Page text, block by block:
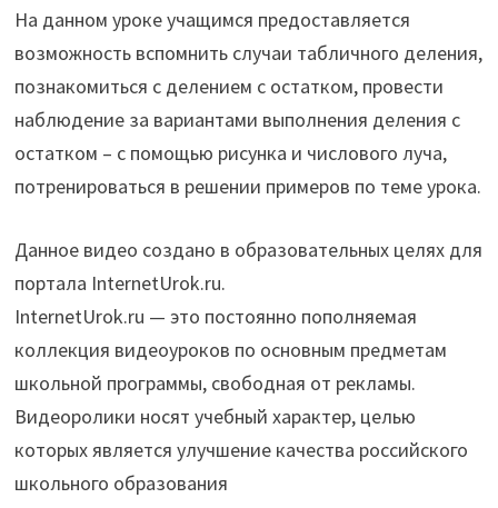
На данном уроке учащимся предоставляется
возможность вспомнить случаи табличного деления,
познакомиться с делением с остатком, провести
наблюдение за вариантами выполнения деления с
остатком – с помощью рисунка и числового луча,
потренироваться в решении примеров по теме урока.
Данное видео создано в образовательных целях для
портала InternetUrok.ru.
InternetUrok.ru — это постоянно пополняемая
коллекция видеоуроков по основным предметам
школьной программы, свободная от рекламы.
Видеоролики носят учебный характер, целью
которых является улучшение качества российского
школьного образования